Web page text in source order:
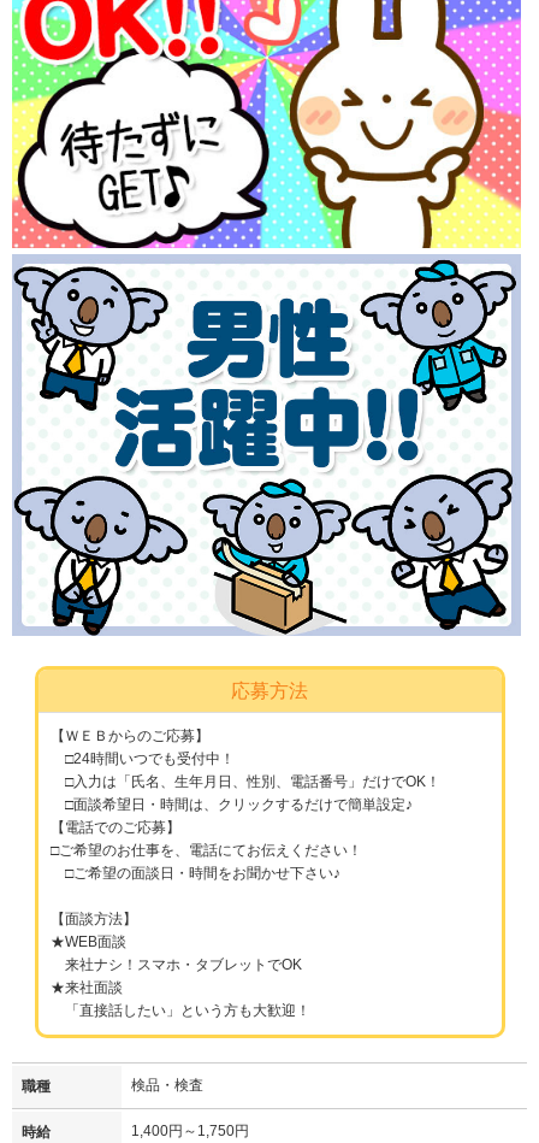
応募方法
【ＷＥＢからのご応募】
□24時間いつでも受付中！
□入力は「氏名、生年月日、性別、電話番号」だけでOK！
□面談希望日・時間は、クリックするだけで簡単設定♪
【電話でのご応募】
□ご希望のお仕事を、電話にてお伝えください！
□ご希望の面談日・時間をお聞かせ下さい♪
【面談方法】
★WEB面談
来社ナシ！スマホ・タブレットでOK
★来社面談
「直接話したい」という方も大歓迎！
職種 検品・検査
時給 1,400円～1,750円